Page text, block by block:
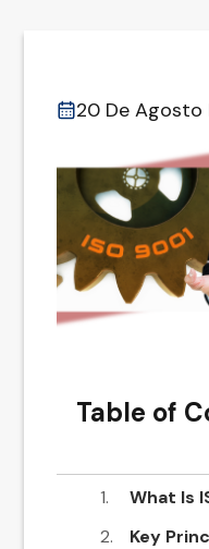
20 De Agosto
Table of
What Is
Key